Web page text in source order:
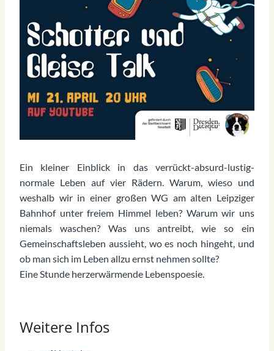
Weitere Infos
Ein kleiner Einblick in das verrückt-absurd-lustig-
normale Leben auf vier Rädern. Warum, wieso und
weshalb wir in einer großen WG am alten Leipziger
Bahnhof unter freiem Himmel leben? Warum wir uns
niemals waschen? Was uns antreibt, wie so ein
Gemeinschaftsleben aussieht, wo es noch hingeht, und
ob man sich im Leben allzu ernst nehmen sollte?
Eine Stunde herzerwärmende Lebenspoesie.